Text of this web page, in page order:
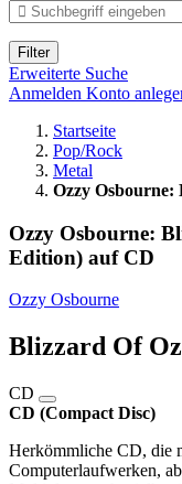
Filter
Erweiterte Suche
Anmelden Konto
Startseite
Pop/Rock
Metal
Ozzy Osbourne:
Ozzy Osbourne:
Edition) auf CD
Ozzy Osbourne
Blizzard Of
CD
CD (Compact Disc)
Herkömmliche CD, die
Computerlaufwerken,